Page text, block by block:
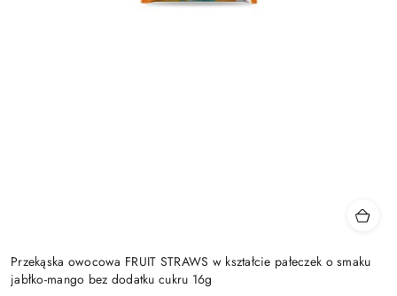
Przekąska owocowa FRUIT STRAWS w kształcie pałeczek o smaku
jabłko-mango bez dodatku cukru 16g